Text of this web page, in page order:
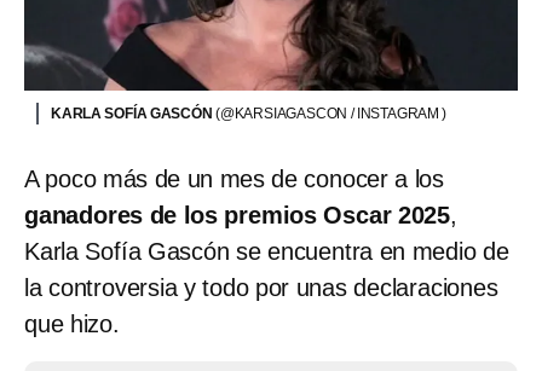
KARLA SOFÍA GASCÓN (@KARSIAGASCON / INSTAGRAM )
A poco más de un mes de conocer a los
ganadores de los premios Oscar 2025,
Karla Sofía Gascón se encuentra en medio de
la controversia y todo por unas declaraciones
que hizo.